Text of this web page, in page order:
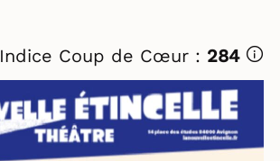
Indice Coup de Cœur : 284